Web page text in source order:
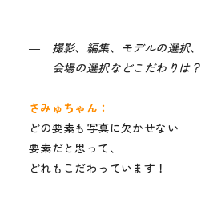
― 撮影、編集、モデルの選択、
会場の選択などこだわりは？
さみゅちゃん：
どの要素も写真に欠かせない
要素だと思って、
どれもこだわっています！